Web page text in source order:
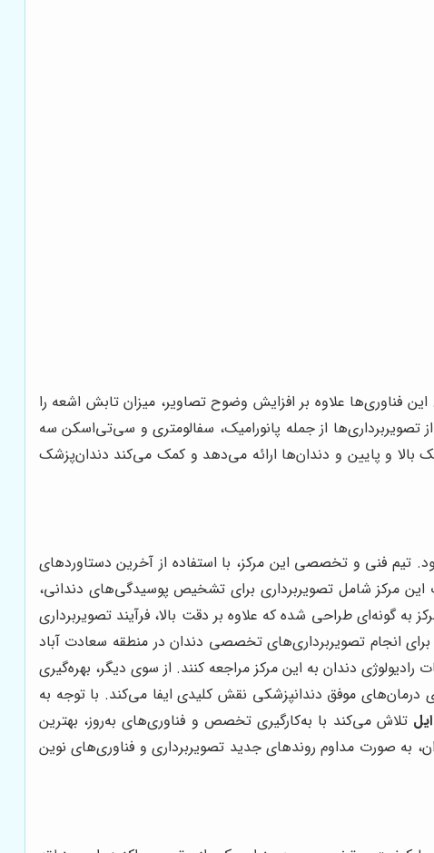
فناوری‌ها علاوه بر افزایش وضوح تصاویر، میزان تابش اشعه را
از جمله پانورامیک، سفالومتری و سی‌تی‌اسکن سه
بالا و پایین و دندان‌ها ارائه می‌دهد و کمک می‌کند دندان‌پزشک
تیم فنی و تخصصی این مرکز، با استفاده از آخرین دستاوردهای
مرکز شامل تصویربرداری برای تشخیص پوسیدگی‌های دندانی،
گونه‌ای طراحی شده که علاوه بر دقت بالا، فرآیند تصویربرداری
برای انجام تصویربرداری‌های تخصصی دندان در منطقه سعادت آباد
دندان به این مرکز مراجعه کنند. از سوی دیگر، بهره‌گیری
درمان‌های موفق دندانپزشکی نقش کلیدی ایفا می‌کند. با توجه به
تلاش می‌کند با به‌کارگیری تخصص و فناوری‌های به‌روز، بهترین
به صورت مداوم روندهای جدید تصویربرداری و فناوری‌های نوین